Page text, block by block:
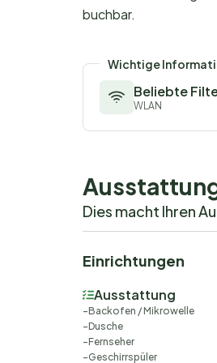
buchbar.
Wichtige
Beliebte
WLAN
Dies macht Ihren
Einrichtungen
Ausstattung
Backofen / Mikrowelle
Dusche
Fernseher
Geschirrspüler